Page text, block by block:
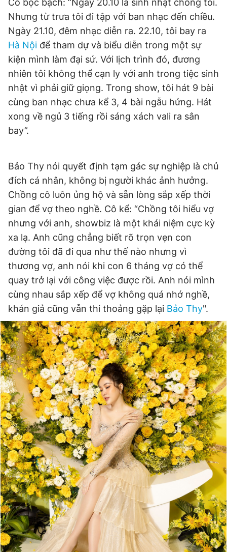
Cô bộc bạch: “Ngày 20.10 là sinh nhật chồng tôi.
Nhưng từ trưa tôi đi tập với ban nhạc đến chiều.
Ngày 21.10, đêm nhạc diễn ra. 22.10, tôi bay ra
Hà Nội để tham dự và biểu diễn trong một sự
kiện mình làm đại sứ. Với lịch trình đó, đương
nhiên tôi không thể cạn ly với anh trong tiệc sinh
nhật vì phải giữ giọng. Trong show, tôi hát 9 bài
cùng ban nhạc chưa kể 3, 4 bài ngẫu hứng. Hát
xong về ngủ 3 tiếng rồi sáng xách vali ra sân
bay”.
Bảo Thy nói quyết định tạm gác sự nghiệp là chủ
đích cá nhân, không bị người khác ảnh hưởng.
Chồng cô luôn ủng hộ và sẵn lòng sắp xếp thời
gian để vợ theo nghề. Cô kể: “Chồng tôi hiểu vợ
nhưng với anh, showbiz là một khái niệm cực kỳ
xa lạ. Anh cũng chẳng biết rõ trọn vẹn con
đường tôi đã đi qua như thế nào nhưng vì
thương vợ, anh nói khi con 6 tháng vợ có thể
quay trở lại với công việc được rồi. Anh nói mình
cùng nhau sắp xếp để vợ không quá nhớ nghề,
khán giả cũng vẫn thi thoảng gặp lại Bảo Thy".